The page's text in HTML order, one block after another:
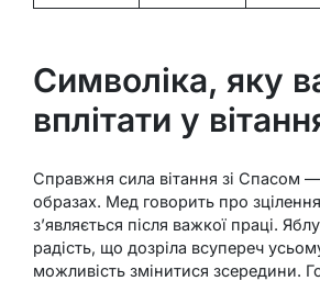
Символіка, яку
вплітати у
Справжня сила вітання зі Спасом
образах. Мед говорить про зцілення
з’являється після важкої праці.
радість, що дозріла всупереч
можливість змінитися зсередини.